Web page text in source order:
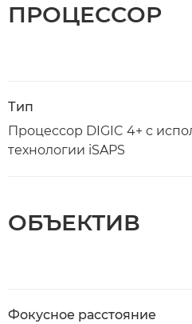
ПРОЦЕССОР
Тип
Процессор DIGIC 4+ с
технологии iSAPS
ОБЪЕКТИВ
Фокусное расстояние